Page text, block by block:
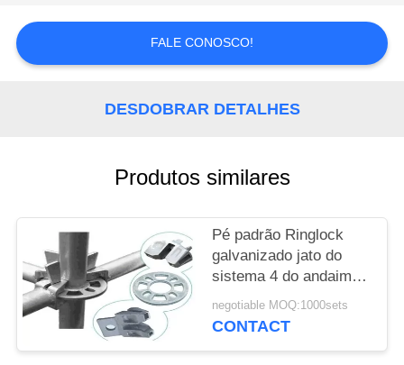
PEÇA
UMAS
CITAÇÕES
SITE
PRIVACY
POLICY
FALE CONOSCO!
DESDOBRAR DETALHES
Produtos similares
Pé padrão Ringlock
galvanizado jato do
sistema 4 do andaime
de ASNZS Ringlock
negotiable MOQ:1000sets
CONTACT